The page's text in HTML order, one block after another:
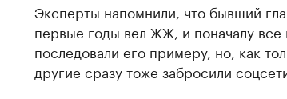
Эксперты напомнили, что бывший
первые годы вел ЖЖ, и поначалу
последовали его примеру, но, как
другие сразу тоже забросили